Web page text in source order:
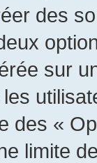
des
sur
les
des «
limite